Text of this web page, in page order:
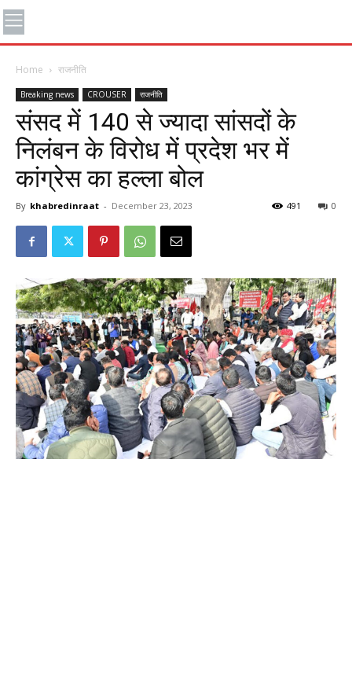
Home राजनीति
Breaking news CROUSER राजनीति
संसद में 140 से ज्यादा सांसदों के
निलंबन के विरोध में प्रदेश भर में
कांग्रेस का हल्ला बोल
By khabredinraat - December 23, 2023 0
491